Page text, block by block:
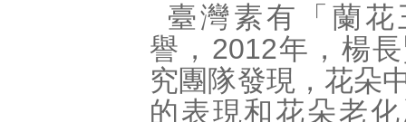
臺灣素有「蘭花
譽，2012年，楊
究團隊發現，花朵
的表現和花朵老